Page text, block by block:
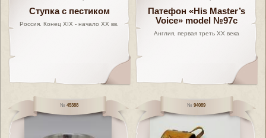
Ступка с пестиком
Россия. Конец XIX - начало XX вв.
Патефон «His Master’s
Voice» model №97с
Англия, первая треть XX века
45388 94089